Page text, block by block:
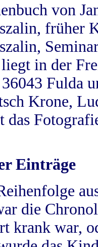
von
früher
in der
Fulda
Krone,
Einträge
die
krank war,